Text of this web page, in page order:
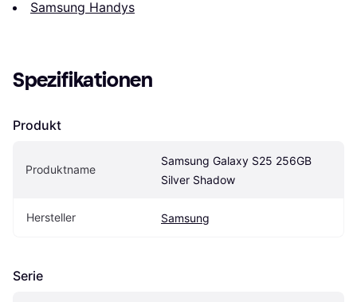
Samsung Handys
Spezifikationen
Produkt
Produktname
Samsung Galaxy S25 256GB
Silver Shadow
Hersteller Samsung
Serie